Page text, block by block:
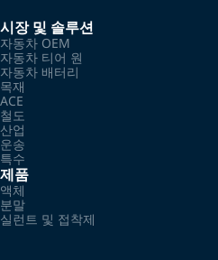
시장 및 솔루션
자동차 OEM
자동차 티어 원
자동차 배터리
목재
ACE
철도
산업
운송
특수
제품
액체
분말
실런트 및 접착제